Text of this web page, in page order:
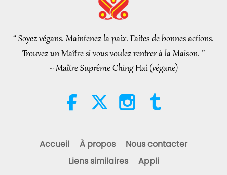
“Fast Charge” Is Wonderful Way
Whenever Material World
Begins to Feel Too Imposing
L’éthique islamique concernant
l’eau : extraits des Hadiths,
“ Soyez végans. Maintenez la paix. Faites de bonnes actions.
Trouvez un Maître si vous voulez rentrer à la Maison. ”
~ Maître Suprême Ching Hai (végane)
Accueil À propos
Nous contacter
Liens similaires
Appli